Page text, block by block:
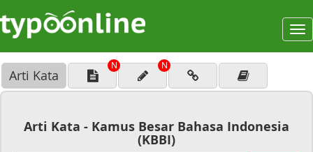
Arti Kata
N N
Arti Kata - Kamus Besar Bahasa Indonesia
(KBBI)